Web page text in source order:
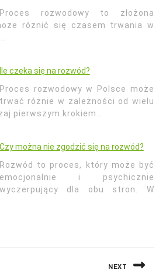
Proces rozwodowy to złożona
różnić się czasem trwania w
Ile czeka się na rozwód?
Proces rozwodowy w Polsce może
trwać różnie w zależności od wielu
pierwszym krokiem…
Czy można nie zgodzić się na rozwód?
Rozwód to proces, który może być
emocjonalnie i psychicznie
wyczerpujący dla obu stron. W
NEXT